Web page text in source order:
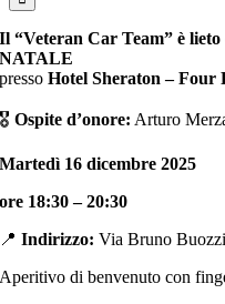
Il “Veteran Car Team” è
NATALE
pressoHotel Sheraton – Four
🎖Ospite d’onore: Arturo
Martedì 16 dicembre 2025
ore 18:30 – 20:30
📍Indirizzo: Via Bruno
Aperitivo di benvenuto con